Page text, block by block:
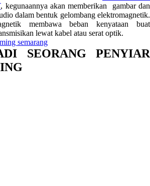
, kegunaannya akan memberikan gambar dan
dalam bentuk gelombang elektromagnetik.
membawa beban kenyataan buat
lewat kabel atau serat optik.
semarang
SEORANG PENYIAR